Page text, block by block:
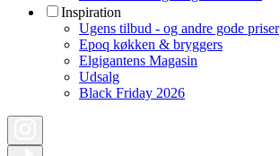
Inspiration
Ugens tilbud - og andre gode priser
Epoq køkken & bryggers
Elgigantens Magasin
Udsalg
Black Friday 2026